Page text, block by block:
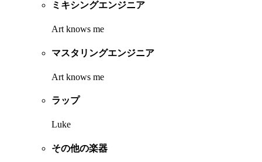
ミキシングエンジニア
Art knows me
マスタリングエンジニア
Art knows me
ラップ
Luke
その他の楽器